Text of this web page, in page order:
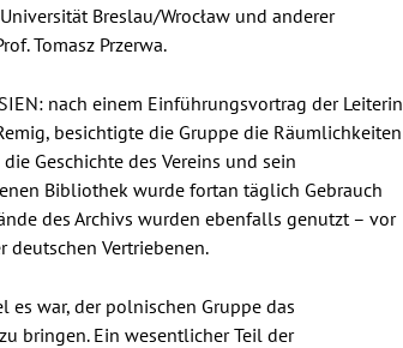
Breslau/Wrocław und anderer
Tomasz Przerwa.
nach einem Einführungsvortrag der Leiterin
besichtigte die Gruppe die Räumlichkeiten
Geschichte des Vereins und sein
Bibliothek wurde fortan täglich Gebrauch
des Archivs wurden ebenfalls genutzt – vor
Vertriebenen.
es war, der polnischen Gruppe das
bringen. Ein wesentlicher Teil der